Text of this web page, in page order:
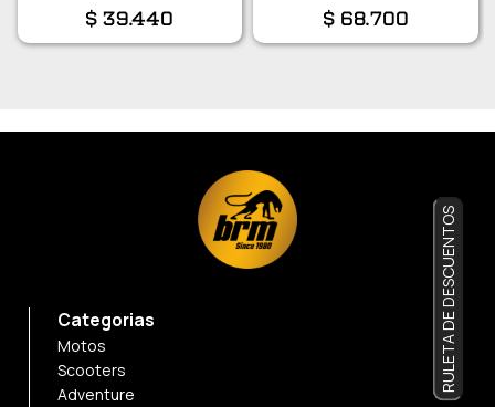
$39.440 $68.700
Categorias
Motos
Scooters
Adventure
RULETA DE DESCUENTOS